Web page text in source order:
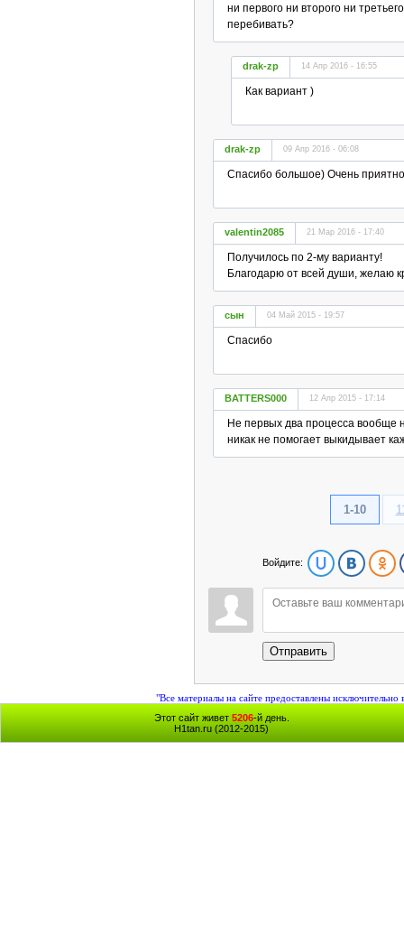
ни первого ни второго ни
перебивать?
drak-zp 14 Апр 2016 - 16:55
Как вариант )
drak-zp 09 Апр 2016 - 06:08
Спасибо большое) Очень
valentin2085 21 Мар 2016 - 17:40
Получилось по 2-му варианту!
Благодарю от всей души, желаю
сын 04 Май 2015 - 19:57
Спасибо
BATTERS000 12 Апр 2015 - 17:14
Не первых два процесса вообще
никак не помогает выкидывает
1-10
Войдите:
Отправить
"Все материалы на сайте предоставлены исключительно
Этот сайт живет 5206-й день.
H1tan.ru (2012-2015)